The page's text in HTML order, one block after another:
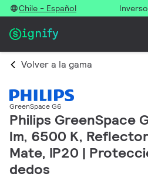
Chile - Español
Volver a la gama
GreenSpace G6
Philips GreenSpace
lm, 6500 K,
Mate, IP20 |
dedos